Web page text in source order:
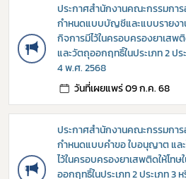
ประกาศสำนักงานคณะกรรมการ
กำหนดแบบบัญชีและแบบรายงา
กิจการมีไว้ในครอบครองยาเสพติ
และวัตถุออกฤทธิ์ในประเภท 2 ปร
4 พ.ศ. 2568
วันที่เผยแพร่ 09 ก.ค. 68
ประกาศสำนักงานคณะกรรมการ
กำหนดแบบคำขอ ใบอนุญาต แล
ไว้ในครอบครองยาเสพติดให้โทษ
ออกฤทธิ์ในประเภท 2 ประเภท 3